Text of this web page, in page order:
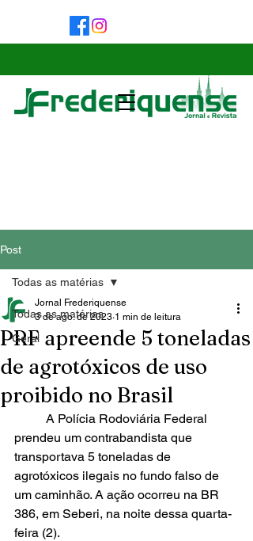
Post
Todas as matérias
Geral
Todas as matérias
PRF apreende 5 toneladas
de agrotóxicos de uso
proibido no Brasil
Jornal Frederiquense
3 de ago. de 2023 1 min de leitura
prendeu um contrabandista que
transportava 5 toneladas de
agrotóxicos ilegais no fundo falso de
um caminhão. A ação ocorreu na BR
386, em Seberi, na noite dessa quarta-
feira (2).